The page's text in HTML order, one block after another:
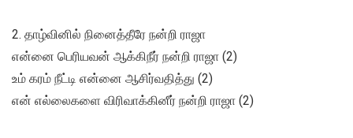
2. தாழ்வினில் நினைத்தீரே நன்றி ராஜா
என்னை பெரியவன் ஆக்கிநீர் நன்றி ராஜா (2)
உம் கரம் நீட்டி என்னை ஆசிர்வதித்து (2)
என் எல்லைகளை விரிவாக்கினீர் நன்றி ராஜா (2)